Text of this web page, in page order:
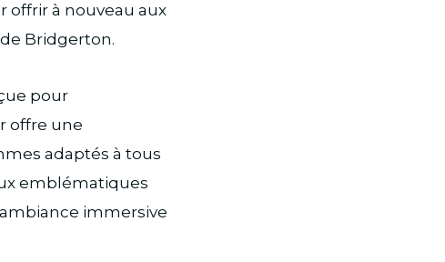
offrir à nouveau aux
Bridgerton.
pour
offre une
adaptés à tous
emblématiques
immersive